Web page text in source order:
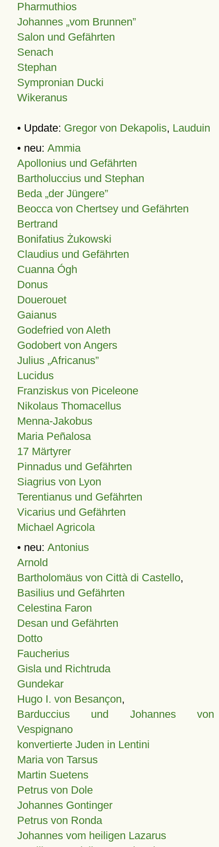
Pharmuthios
Johannes vom Brunnen
Salon und Gefährten
Senach
Stephan
Sympronian Ducki
Wikeranus
• Update: Gregor von Dekapolis, Lauduin
• neu: Ammia
Apollonius und Gefährten
Bartholuccius und Stephan
Beda „der Jüngere”
Beocca von Chertsey und Gefährten
Bertrand
Bonifatius Żukowski
Claudius und Gefährten
Cuanna Ógh
Donus
Douerouet
Gaianus
Godefried von Aleth
Godobert von Angers
Julius Africanus
Lucidus
Franziskus von Piceleone
Nikolaus Thomacellus
Menna-Jakobus
Maria Peñalosa
17 Märtyrer
Pinnadus und Gefährten
Siagrius von Lyon
Terentianus und Gefährten
Vicarius und Gefährten
Michael Agricola
• neu: Antonius
Arnold
Bartholomäus von Città di Castello,
Basilius und Gefährten
Celestina Faron
Desan und Gefährten
Dotto
Faucherius
Gisla und Richtruda
Gundekar
Hugo I. von Besançon,
Barduccius und Johannes von
Vespignano
konvertierte Juden in Lentini
Maria von Tarsus
Martin Suetens
Petrus von Dole
Johannes Gontinger
Petrus von Ronda
Johannes vom heiligen Lazarus